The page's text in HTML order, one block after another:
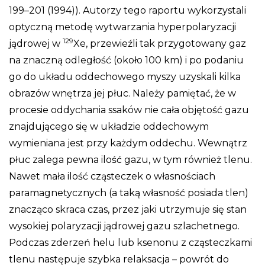
199–201 (1994)). Autorzy tego raportu wykorzystali
optyczną metodę wytwarzania hyperpolaryzacji
jądrowej w 129Xe, przewieźli tak przygotowany gaz
na znaczną odległość (około 100 km) i po podaniu
go do układu oddechowego myszy uzyskali kilka
obrazów wnętrza jej płuc. Należy pamiętać, że w
procesie oddychania ssaków nie cała objętość gazu
znajdującego się w układzie oddechowym
wymieniana jest przy każdym oddechu. Wewnątrz
płuc zalega pewna ilość gazu, w tym również tlenu.
Nawet mała ilość cząsteczek o własnościach
paramagnetycznych (a taką własność posiada tlen)
znacząco skraca czas, przez jaki utrzymuje się stan
wysokiej polaryzacji jądrowej gazu szlachetnego.
Podczas zderzeń helu lub ksenonu z cząsteczkami
tlenu następuje szybka relaksacja – powrót do